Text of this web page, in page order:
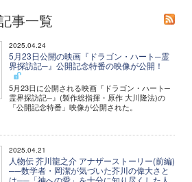
事一覧
2025.04.24
5月23日公開の映画『ドラゴン・ハート─霊
界探訪記─』公開記念特番の映像が公開！
5月23日に公開される映画『ドラゴン・ハート─
霊界探訪記─』(製作総指揮・原作 大川隆法)の
「公開記念特番」映像が公開された。
2025.04.21
人物伝 芥川龍之介 アナザーストーリー(前編)
──数学者・岡潔が気づいた芥川の偉大さと
は──「神への愛」を十分に知り尽くした人